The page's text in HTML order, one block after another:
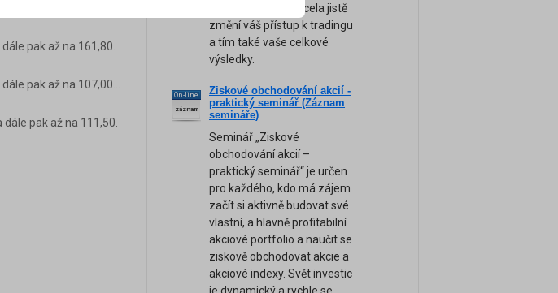
pak až na 145,75.
pak až na 161,80.
pak až na 107,00...
pak až na 111,50.
unikátní seminář zcela jistě
změní váš přístup k tradingu
a tím také vaše celkové
výsledky.
On-line
záznam
Ziskové obchodování akcií -
praktický seminář (Záznam
semináře)
Seminář „Ziskové
obchodování akcií –
praktický seminář“ je určen
pro každého, kdo má zájem
začít si aktivně budovat své
vlastní, a hlavně profitabilní
akciové portfolio a naučit se
ziskově obchodovat akcie a
akciové indexy. Svět investic